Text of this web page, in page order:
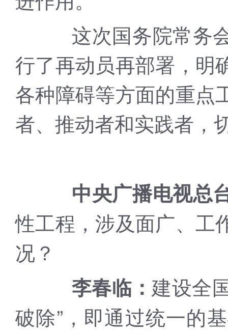
这次国务院常务会
行了再动员再部署，明
各种障碍等方面的重点
者、推动者和实践者，
中央广播电视总
性工程，涉及面广、工
况？
李春临： 建设全
破除”，即通过统一的